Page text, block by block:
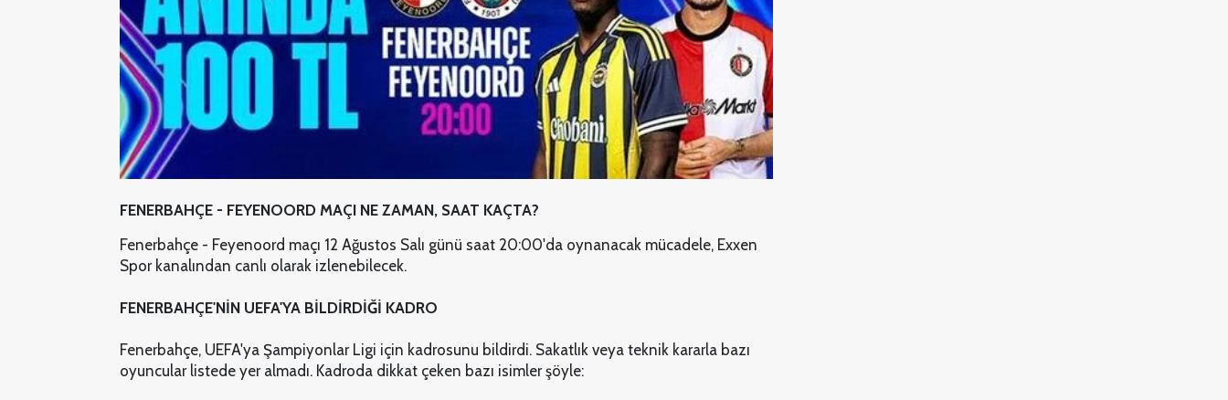
FENERBAHÇE - FEYENOORD MAÇI NE ZAMAN, SAAT KAÇTA?
Fenerbahçe - Feyenoord maçı 12 Ağustos Salı günü saat 20:00'da oynanacak mücadele, Exxen
Spor kanalından canlı olarak izlenebilecek.
FENERBAHÇE'NİN UEFA'YA BİLDİRDİĞİ KADRO
Fenerbahçe, UEFA'ya Şampiyonlar Ligi için kadrosunu bildirdi. Sakatlık veya teknik kararla bazı
oyuncular listede yer almadı. Kadroda dikkat çeken bazı isimler şöyle: